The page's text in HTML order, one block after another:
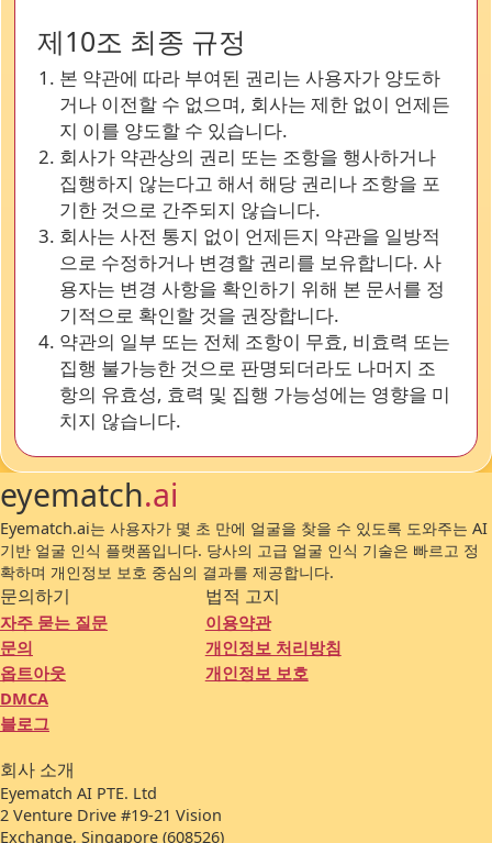
제10조 최종 규정
본 약관에 따라 부여된 권리는 사용자가 양도하
거나 이전할 수 없으며, 회사는 제한 없이 언제든
지 이를 양도할 수 있습니다.
회사가 약관상의 권리 또는 조항을 행사하거나
집행하지 않는다고 해서 해당 권리나 조항을 포
기한 것으로 간주되지 않습니다.
회사는 사전 통지 없이 언제든지 약관을 일방적
으로 수정하거나 변경할 권리를 보유합니다. 사
용자는 변경 사항을 확인하기 위해 본 문서를 정
기적으로 확인할 것을 권장합니다.
약관의 일부 또는 전체 조항이 무효, 비효력 또는
집행 불가능한 것으로 판명되더라도 나머지 조
항의 유효성, 효력 및 집행 가능성에는 영향을 미
치지 않습니다.
eyematch.ai
Eyematch.ai는 사용자가 몇 초 만에 얼굴을 찾을 수 있도록 도와주는 AI
기반 얼굴 인식 플랫폼입니다. 당사의 고급 얼굴 인식 기술은 빠르고 정
확하며 개인정보 보호 중심의 결과를 제공합니다.
문의하기
자주 묻는 질문
문의
옵트아웃
DMCA
블로그
법적 고지
이용약관
개인정보 처리방침
개인정보 보호
회사 소개
Eyematch AI PTE. Ltd
2 Venture Drive #19-21 Vision
Exchange, Singapore (608526)